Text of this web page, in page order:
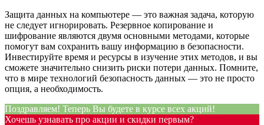
Защита данных на компьютере — это важная задача, которую
не следует игнорировать. Резервное копирование и
шифрование являются двумя основными методами, которые
помогут вам сохранить вашу информацию в безопасности.
Инвестируйте время и ресурсы в изучение этих методов, и вы
сможете значительно снизить риски потери данных. Помните,
что в мире технологий безопасность данных — это не просто
опция, а необходимость.
Поздравляем! Теперь Вы будете в курсе всех акций!
Хочешь узнавать про акции и скидки первым?